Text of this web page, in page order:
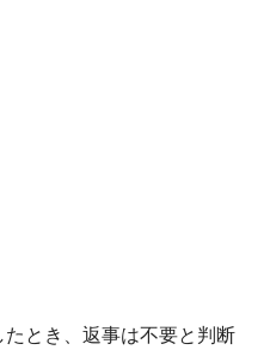
とき、返事は不要と判断